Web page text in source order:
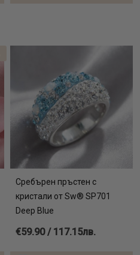
Сребърен пръстен с
кристали от Sw® SP701
Deep Blue
€59.90 / 117.15лв.